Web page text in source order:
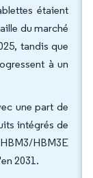
étaient
du marché
tandis que
à un
une part de
intégrés de
HBM3E
2031.